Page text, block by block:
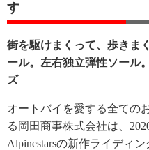
す
街を駆けまくって、歩きま
ール。左右独立弾性ソール
ズ
オートバイを愛する全ての
る岡田商事株式会社は、
Alpinestarsの新作ライディ